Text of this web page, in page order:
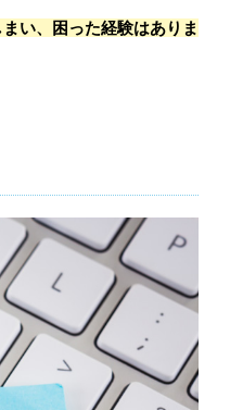
い、困った経験はありま